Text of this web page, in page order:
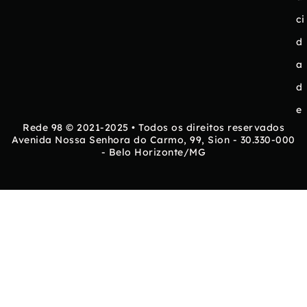
ci
d
a
d
e
Rede 98 © 2021-2025 • Todos os direitos reservados
Avenida Nossa Senhora do Carmo, 99, Sion - 30.330-000
- Belo Horizonte/MG